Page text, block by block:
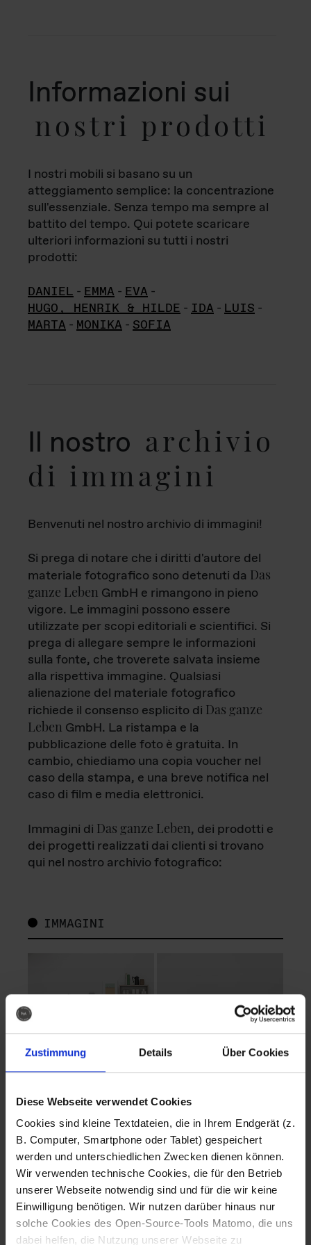
Zustimmung Details Über Cookies
Diese Webseite verwendet Cookies
Cookies sind kleine Textdateien, die in Ihrem Endgerät (z.
B. Computer, Smartphone oder Tablet) gespeichert
werden und unterschiedlichen Zwecken dienen können.
Wir verwenden technische Cookies, die für den Betrieb
unserer Webseite notwendig sind und für die wir keine
Einwilligung benötigen. Wir nutzen darüber hinaus nur
solche Cookies des Open-Source-Tools Matomo, die uns
dabei helfen, die Nutzung unserer Webseite zu
Informazioni sui
nostri prodotti
I nostri mobili si basano su un
atteggiamento semplice: la concentrazione
sull'essenziale. Senza tempo ma sempre al
battito del tempo. Qui potete scaricare
ulteriori informazioni su tutti i nostri
prodotti:
DANIEL - EMMA - EVA -
HUGO, HENRIK & HILDE - IDA - LUIS -
MARTA - MONIKA - SOFIA
Il nostro archivio
di immagini
Benvenuti nel nostro archivio di immagini!
Si prega di notare che i diritti d'autore del
materiale fotografico sono detenuti da Das
ganze Leben GmbH e rimangono in pieno
vigore. Le immagini possono essere
utilizzate per scopi editoriali e scientifici. Si
prega di allegare sempre le informazioni
sulla fonte, che troverete salvata insieme
alla rispettiva immagine. Qualsiasi
alienazione del materiale fotografico
richiede il consenso esplicito di Das ganze
Leben GmbH. La ristampa e la
pubblicazione delle foto è gratuita. In
cambio, chiediamo una copia voucher nel
caso della stampa, e una breve notifica nel
caso di film e media elettronici.
Immagini di Das ganze Leben, dei prodotti e
dei progetti realizzati dai clienti si trovano
qui nel nostro archivio fotografico:
IMMAGINI
Fotografo: Lorenz
Sternbach
Download
Fotografo: Lorenz
Sternbach
Download